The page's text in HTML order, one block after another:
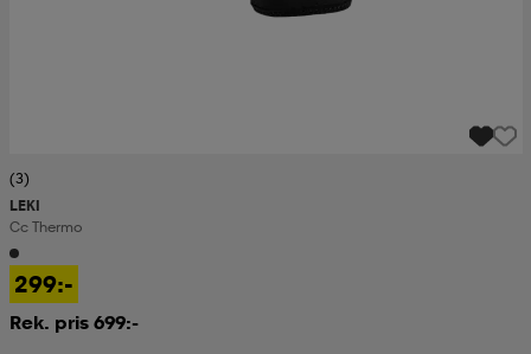
(3)
LEKI
Cc Thermo
299:-
Rek. pris 699:-